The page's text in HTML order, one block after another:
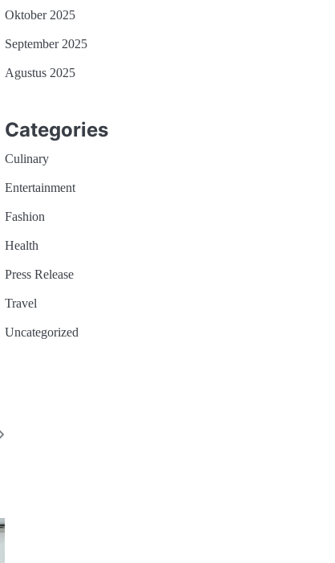
Oktober 2025
September 2025
Agustus 2025
Categories
Culinary
Entertainment
Fashion
Health
Press Release
Travel
Uncategorized